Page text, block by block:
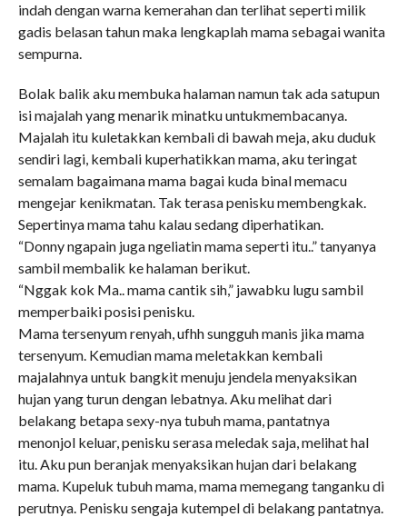
indah dengan warna kemerahan dan terlihat seperti milik
gadis belasan tahun maka lengkaplah mama sebagai wanita
sempurna.
Bolak balik aku membuka halaman namun tak ada satupun
isi majalah yang menarik minatku untukmembacanya.
Majalah itu kuletakkan kembali di bawah meja, aku duduk
sendiri lagi, kembali kuperhatikkan mama, aku teringat
semalam bagaimana mama bagai kuda binal memacu
mengejar kenikmatan. Tak terasa penisku membengkak.
Sepertinya mama tahu kalau sedang diperhatikan.
“Donny ngapain juga ngeliatin mama seperti itu..” tanyanya
sambil membalik ke halaman berikut.
“Nggak kok Ma.. mama cantik sih,” jawabku lugu sambil
memperbaiki posisi penisku.
Mama tersenyum renyah, ufhh sungguh manis jika mama
tersenyum. Kemudian mama meletakkan kembali
majalahnya untuk bangkit menuju jendela menyaksikan
hujan yang turun dengan lebatnya. Aku melihat dari
belakang betapa sexy-nya tubuh mama, pantatnya
menonjol keluar, penisku serasa meledak saja, melihat hal
itu. Aku pun beranjak menyaksikan hujan dari belakang
mama. Kupeluk tubuh mama, mama memegang tanganku di
perutnya. Penisku sengaja kutempel di belakang pantatnya.